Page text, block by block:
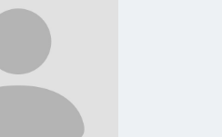
profile
page